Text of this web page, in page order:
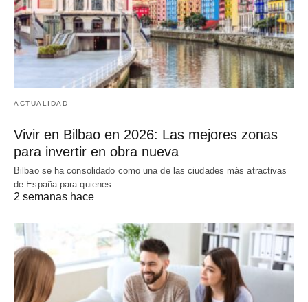
ACTUALIDAD
Vivir en Bilbao en 2026: Las mejores zonas
para invertir en obra nueva
Bilbao se ha consolidado como una de las ciudades más atractivas
de España para quienes…
2 semanas hace